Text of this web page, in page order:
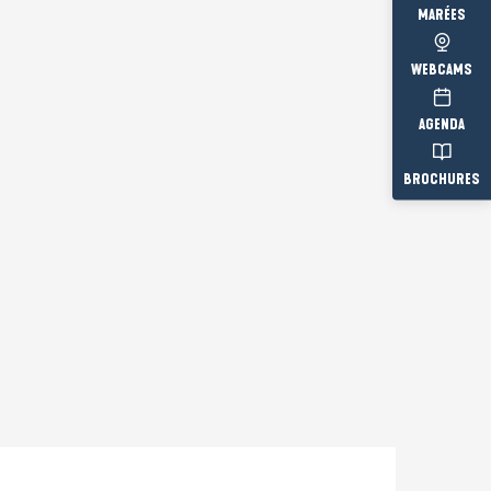
MARÉES
WEBCAMS
AGENDA
BROCHURES